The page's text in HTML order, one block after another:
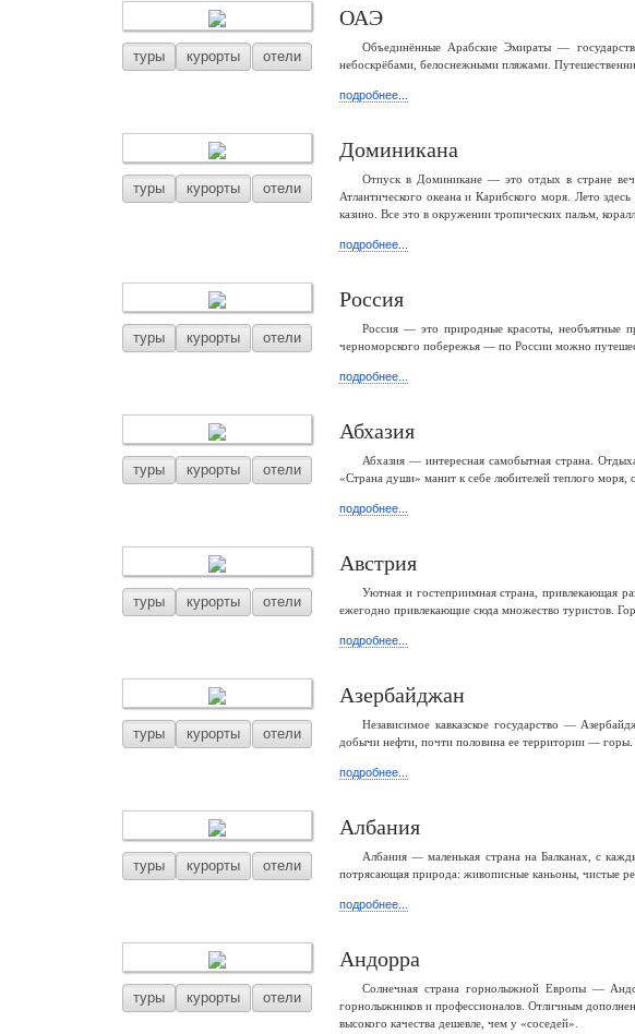
туры курорты отели
ОАЭ
Объединённые Арабские Эмираты —
небоскрёбами, белоснежными пляжами.
подробнее...
туры курорты отели
Доминикана
Отпуск в Доминикане — это отдых в стране
Атлантического океана и Карибского моря. Лето
казино. Все это в окружении тропических пальм,
подробнее...
туры курорты отели
Россия
Россия — это природные красоты, необъятные
черноморского побережья — по России можно
подробнее...
туры курорты отели
Абхазия
Абхазия — интересная самобытная страна.
«Страна души» манит к себе любителей теплого
подробнее...
туры курорты отели
Австрия
Уютная и гостеприимная страна, привлекающая
ежегодно привлекающие сюда множество туристов.
подробнее...
туры курорты отели
Азербайджан
Независимое кавказское государство —
добычи нефти, почти половина ее территории — горы.
подробнее...
туры курорты отели
Албания
Албания — маленькая страна на Балканах, с
потрясающая природа: живописные каньоны, чистые
подробнее...
туры курорты отели
Андорра
Солнечная страна горнолыжной Европы —
горнолыжников и профессионалов. Отличным
высокого качества дешевле, чем у «соседей».